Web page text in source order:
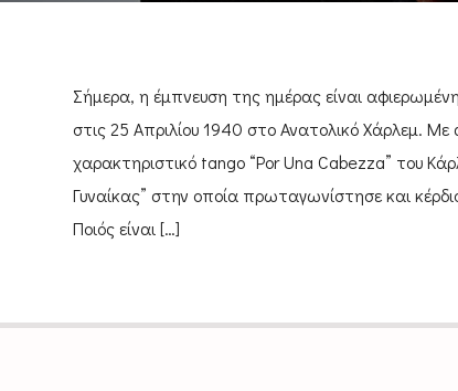
Σήμερα, η έμπνευση της ημέρας είναι
στις 25 Απριλίου 1940 στο Ανατολικό Χάρλεμ.
χαρακτηριστικό tango “Por Una Cabezza” του
Γυναίκας” στην οποία πρωταγωνίστησε και
Ποιός είναι […]